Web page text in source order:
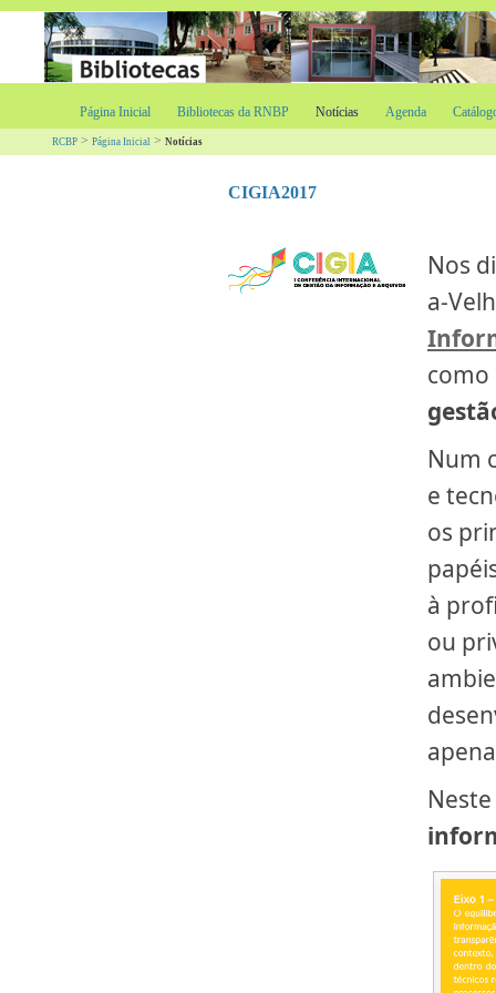
Página Inicial Bibliotecas da RNBP Notícias Agenda
RCBP > Página Inicial > Notícias
CIGIA2017
​Nos
a-
como
Num
e
os
à
ou